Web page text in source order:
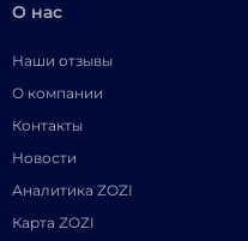
О нас
Наши отзывы
О компании
Контакты
Новости
Аналитика ZOZI
Карта ZOZI